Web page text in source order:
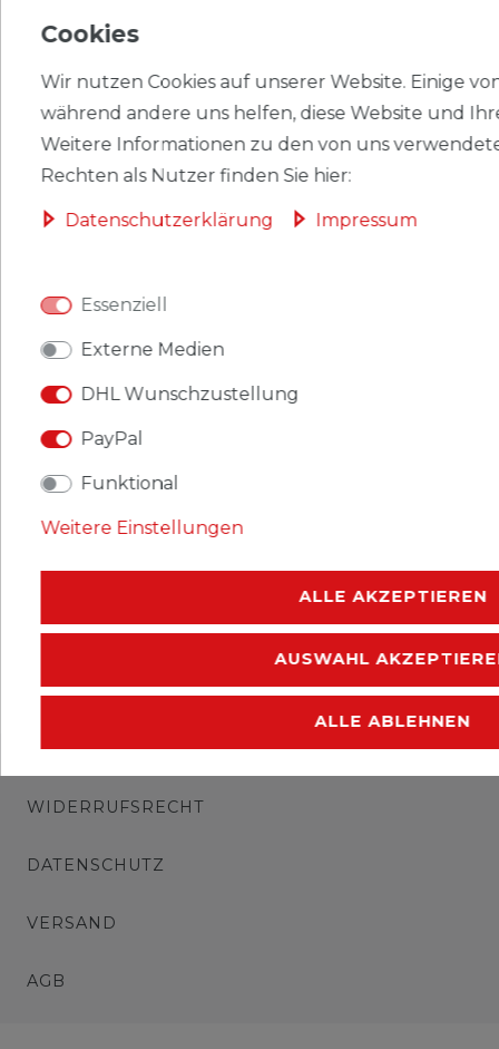
HERSTELLER
Briefmarken Französ. Gebiete Antarktis 1966 Mi 36
(kompl.Ausg.) postfrisch Freimarke:Tiere.
Produkt: Briefmarken.
Gebiet: Französ. Gebiete Antarktis
Ausgabeanlass: 1966 Tiere - Blauwahl.
Titel: 36 (kompl.Ausg.).
Katalognummern: 36.
IMPRESSUM
WIDERRUFSRECHT
DATENSCHUTZ
VERSAND
AGB
Cookies
Wir nutzen Cookies auf unserer Website. Einige
während andere uns helfen, diese Website und
Weitere Informationen zu den von uns
Rechten als Nutzer finden Sie hier:
Daten­schutz­erklärung Impressum
Essenziell
Externe Medien
DHL Wunschzustellung
PayPal
Funktional
Weitere Einstellungen
ALLE AKZEPTIEREN
AUSWAHL
ALLE ABLEHNEN